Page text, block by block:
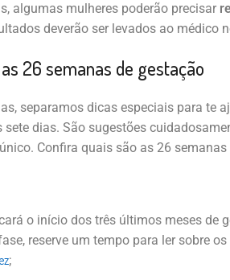
algumas mulheres poderão precisar
deverão ser levados ao médico
26 semanas de gestação
separamos dicas especiais para te
dias. São sugestões
Confira quais são as 26 semanas
o início dos três últimos meses de
reserve um tempo para ler sobre os
;